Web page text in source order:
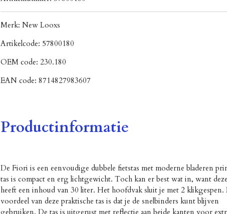
Merk: New Looxs
Artikelcode: 57800180
OEM code: 230.180
EAN code: 8714827983607
Productinformatie
De Fiori is een eenvoudige dubbele fietstas met moderne bladeren
tas is compact en erg lichtgewicht. Toch kan er best wat in, want
heeft een inhoud van 30 liter. Het hoofdvak sluit je met 2 klikgespen.
voordeel van deze praktische tas is dat je de snelbinders kunt blijven
gebruiken. De tas is uitgerust met reflectie aan beide kanten voor